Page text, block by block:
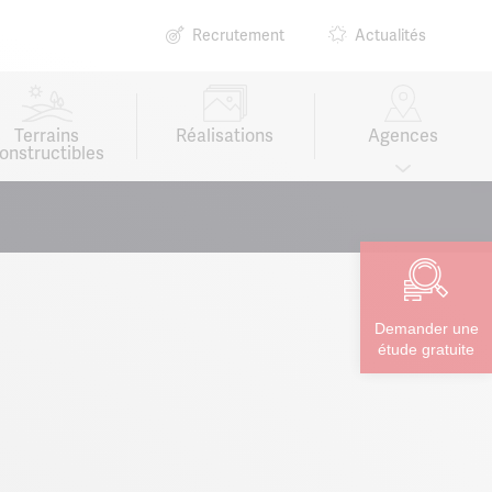
Terrains Réalisations Agences
Recrutement Actualités
Demander une
étude gratuite